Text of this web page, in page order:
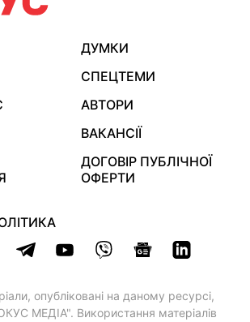
ДУМКИ
СПЕЦТЕМИ
АВТОРИ
ВАКАНСІЇ
ДОГОВІР ПУБЛІЧНОЇ
ОФЕРТИ
опубліковані на даному ресурсі,
МЕДІА". Використання матеріалів